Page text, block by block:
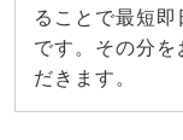
ることで最短
です。その分
だきます。